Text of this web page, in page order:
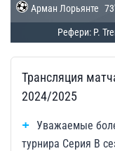
Арман Лорьянте 73'
Рефери: P.
Трансляция
2024/2025
Уважаемые
турнира Серия B